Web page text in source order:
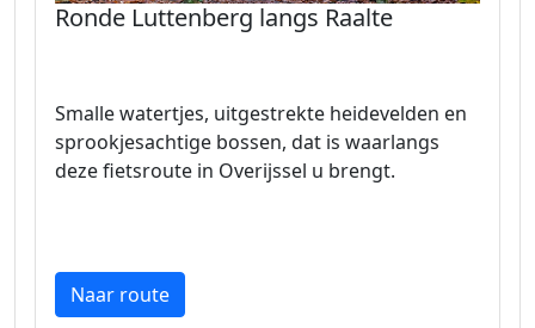
Ronde Luttenberg langs Raalte
Smalle watertjes, uitgestrekte heidevelden en
sprookjesachtige bossen, dat is waarlangs
deze fietsroute in Overijssel u brengt.
Naar route